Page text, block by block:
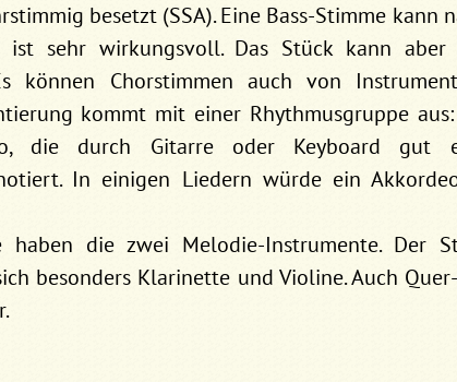
besetzt (SSA). Eine Bass-Stimme kann
ist sehr wirkungsvoll. Das Stück kann aber
können Chorstimmen auch von
kommt mit einer Rhythmusgruppe aus:
die durch Gitarre oder Keyboard gut
In einigen Liedern würde ein
haben die zwei Melodie-Instrumente. Der
besonders Klarinette und Violine. Auch